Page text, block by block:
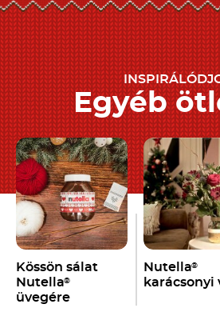
Egyéb
Kössön sálat
Nutella®
üvegére
Nutella®
karácsonyi